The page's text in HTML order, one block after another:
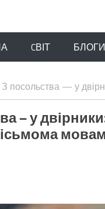
CВІТ БЛОГИ
З посольства — у
— у